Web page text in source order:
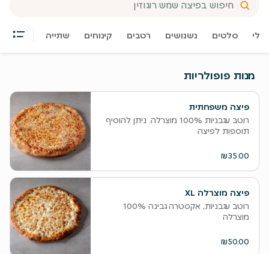
סלטים נשנושים רטבים קינוחים שתייה
מנות פופולריות
פיצה משפחתית
רוטב עגבניות 100% מוצרלה. ניתן להוסיף
תוספות לפיצה
₪35.00
פיצה מוצרלה XL
רוטב עגבניות, אקסטרה גבינה 100%
מוצרלה
₪50.00